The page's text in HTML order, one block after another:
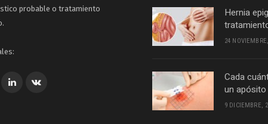
probable o tratamiento
LinkedInVK
Hernia
24
Cada
un apósito
9 DICIEMBRE,